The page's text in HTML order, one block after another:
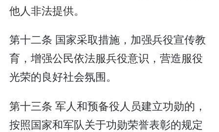
他人非法提供。
第十二条 国家采取措施，加强兵役宣传教
育，增强公民依法服兵役意识，营造服役
光荣的良好社会氛围。
第十三条 军人和预备役人员建立功勋的，
按照国家和军队关于功勋荣誉表彰的规定